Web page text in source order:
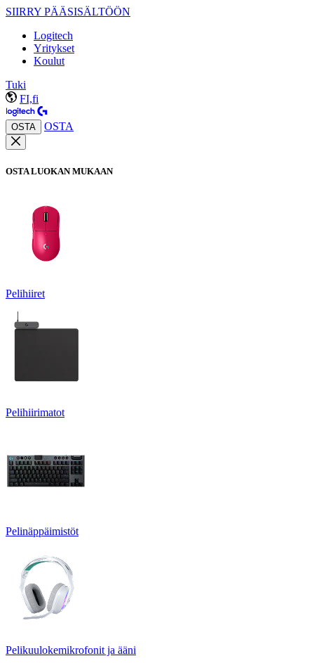
SIIRRY PÄÄSISÄLTÖÖN
Logitech
Yritykset
Koulut
Tuki
FI,fi
OSTA OSTA
OSTA LUOKAN MUKAAN
Pelihiiret
Pelihiirimatot
Pelinäppäimistöt
Pelikuulokemikrofonit ja ääni